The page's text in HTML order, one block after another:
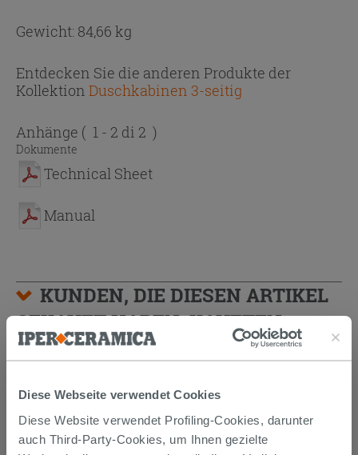
Diese Webseite verwendet Cookies
Diese Website verwendet Profiling-Cookies, darunter
auch Third-Party-Cookies, um Ihnen gezielte
Gewicht: 84,66 kg
Entdecken Sie die anderen Produkte der
Kollektion Duschkabinen 3-seitig
Anhänge ( 1 - 2 di 2 )
Dokumente
Technical Sheet
Manual
KUNDEN, DIE DIESEN ARTIKEL
GEKAUFT HABEN, KAUFTEN
AUCH...